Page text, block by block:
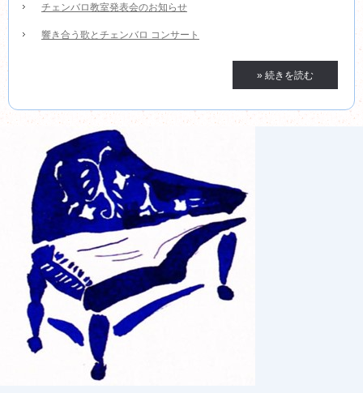
チェンバロ教室発表会のお知らせ
響き合う歌とチェンバロ コンサート
» 続きを読む